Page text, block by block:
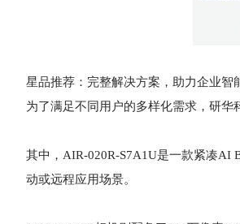
星品推荐：完整解决方案，助力企业智
为了满足不同用户的多样化需求，研华
其中，AIR-020R-S7A1U是一款紧凑AI
动或远程应用场景。